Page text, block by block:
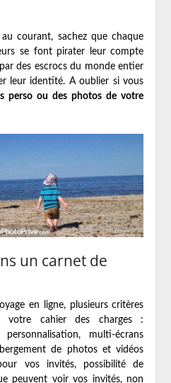
courant, sachez que chaque
se font pirater leur compte
des escrocs du monde entier
leur identité. A oublier si vous
perso ou des photos de votre
un carnet de
en ligne, plusieurs critères
votre cahier des charges :
multi-écrans
de photos et vidéos
vos invités, possibilité de
peuvent voir vos invités, non